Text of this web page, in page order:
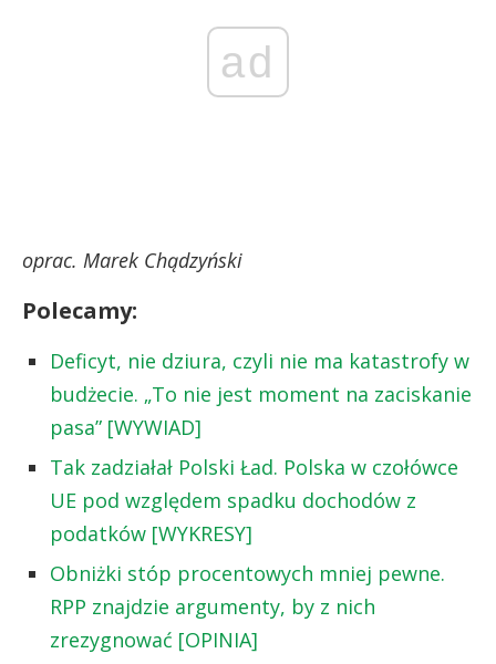
ad
oprac. Marek Chądzyński
Polecamy:
Deficyt, nie dziura, czyli nie ma katastrofy w
budżecie. „To nie jest moment na zaciskanie
pasa” [WYWIAD]
Tak zadziałał Polski Ład. Polska w czołówce
UE pod względem spadku dochodów z
podatków [WYKRESY]
Obniżki stóp procentowych mniej pewne.
RPP znajdzie argumenty, by z nich
zrezygnować [OPINIA]